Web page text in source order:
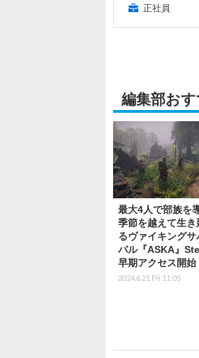
正社員
編集部お
最大4人で部族を
季節を越えて生き
るヴァイキングサ
バル『ASKA』
早期アクセス開始
2024.6.21 Fri 11:05